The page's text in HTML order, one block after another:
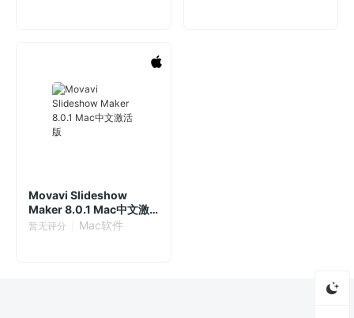
Movavi Slideshow
Maker 8.0.1 Mac中文激
活版
暂无评分 Mac软件